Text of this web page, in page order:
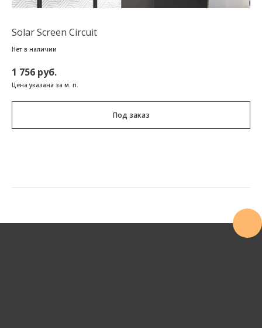
Solar Screen Circuit
Нет в наличии
1 756 руб.
Цена указана за м. п.
Под заказ